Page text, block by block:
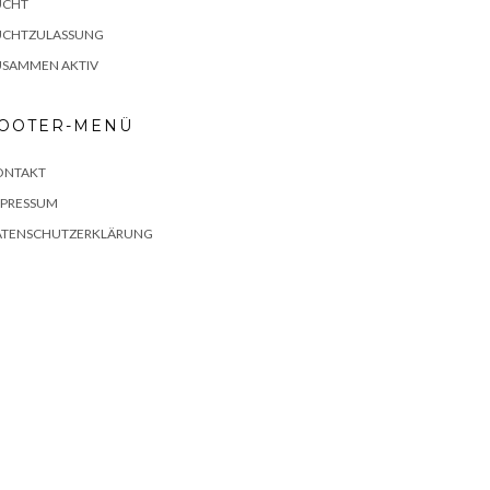
AKTIV
MENÜ